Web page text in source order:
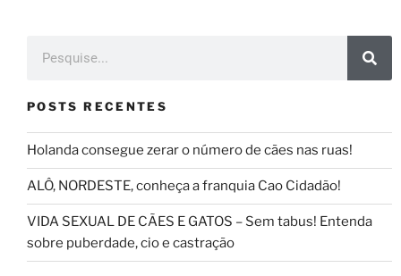
POSTS RECENTES
Holanda consegue zerar o número de cães nas ruas!
ALÔ, NORDESTE, conheça a franquia Cao Cidadão!
VIDA SEXUAL DE CÃES E GATOS – Sem tabus! Entenda
sobre puberdade, cio e castração